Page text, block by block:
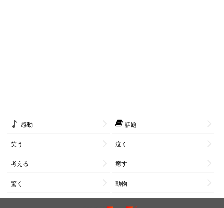
感動 話題
笑う 泣く
考える 癒す
驚く 動物